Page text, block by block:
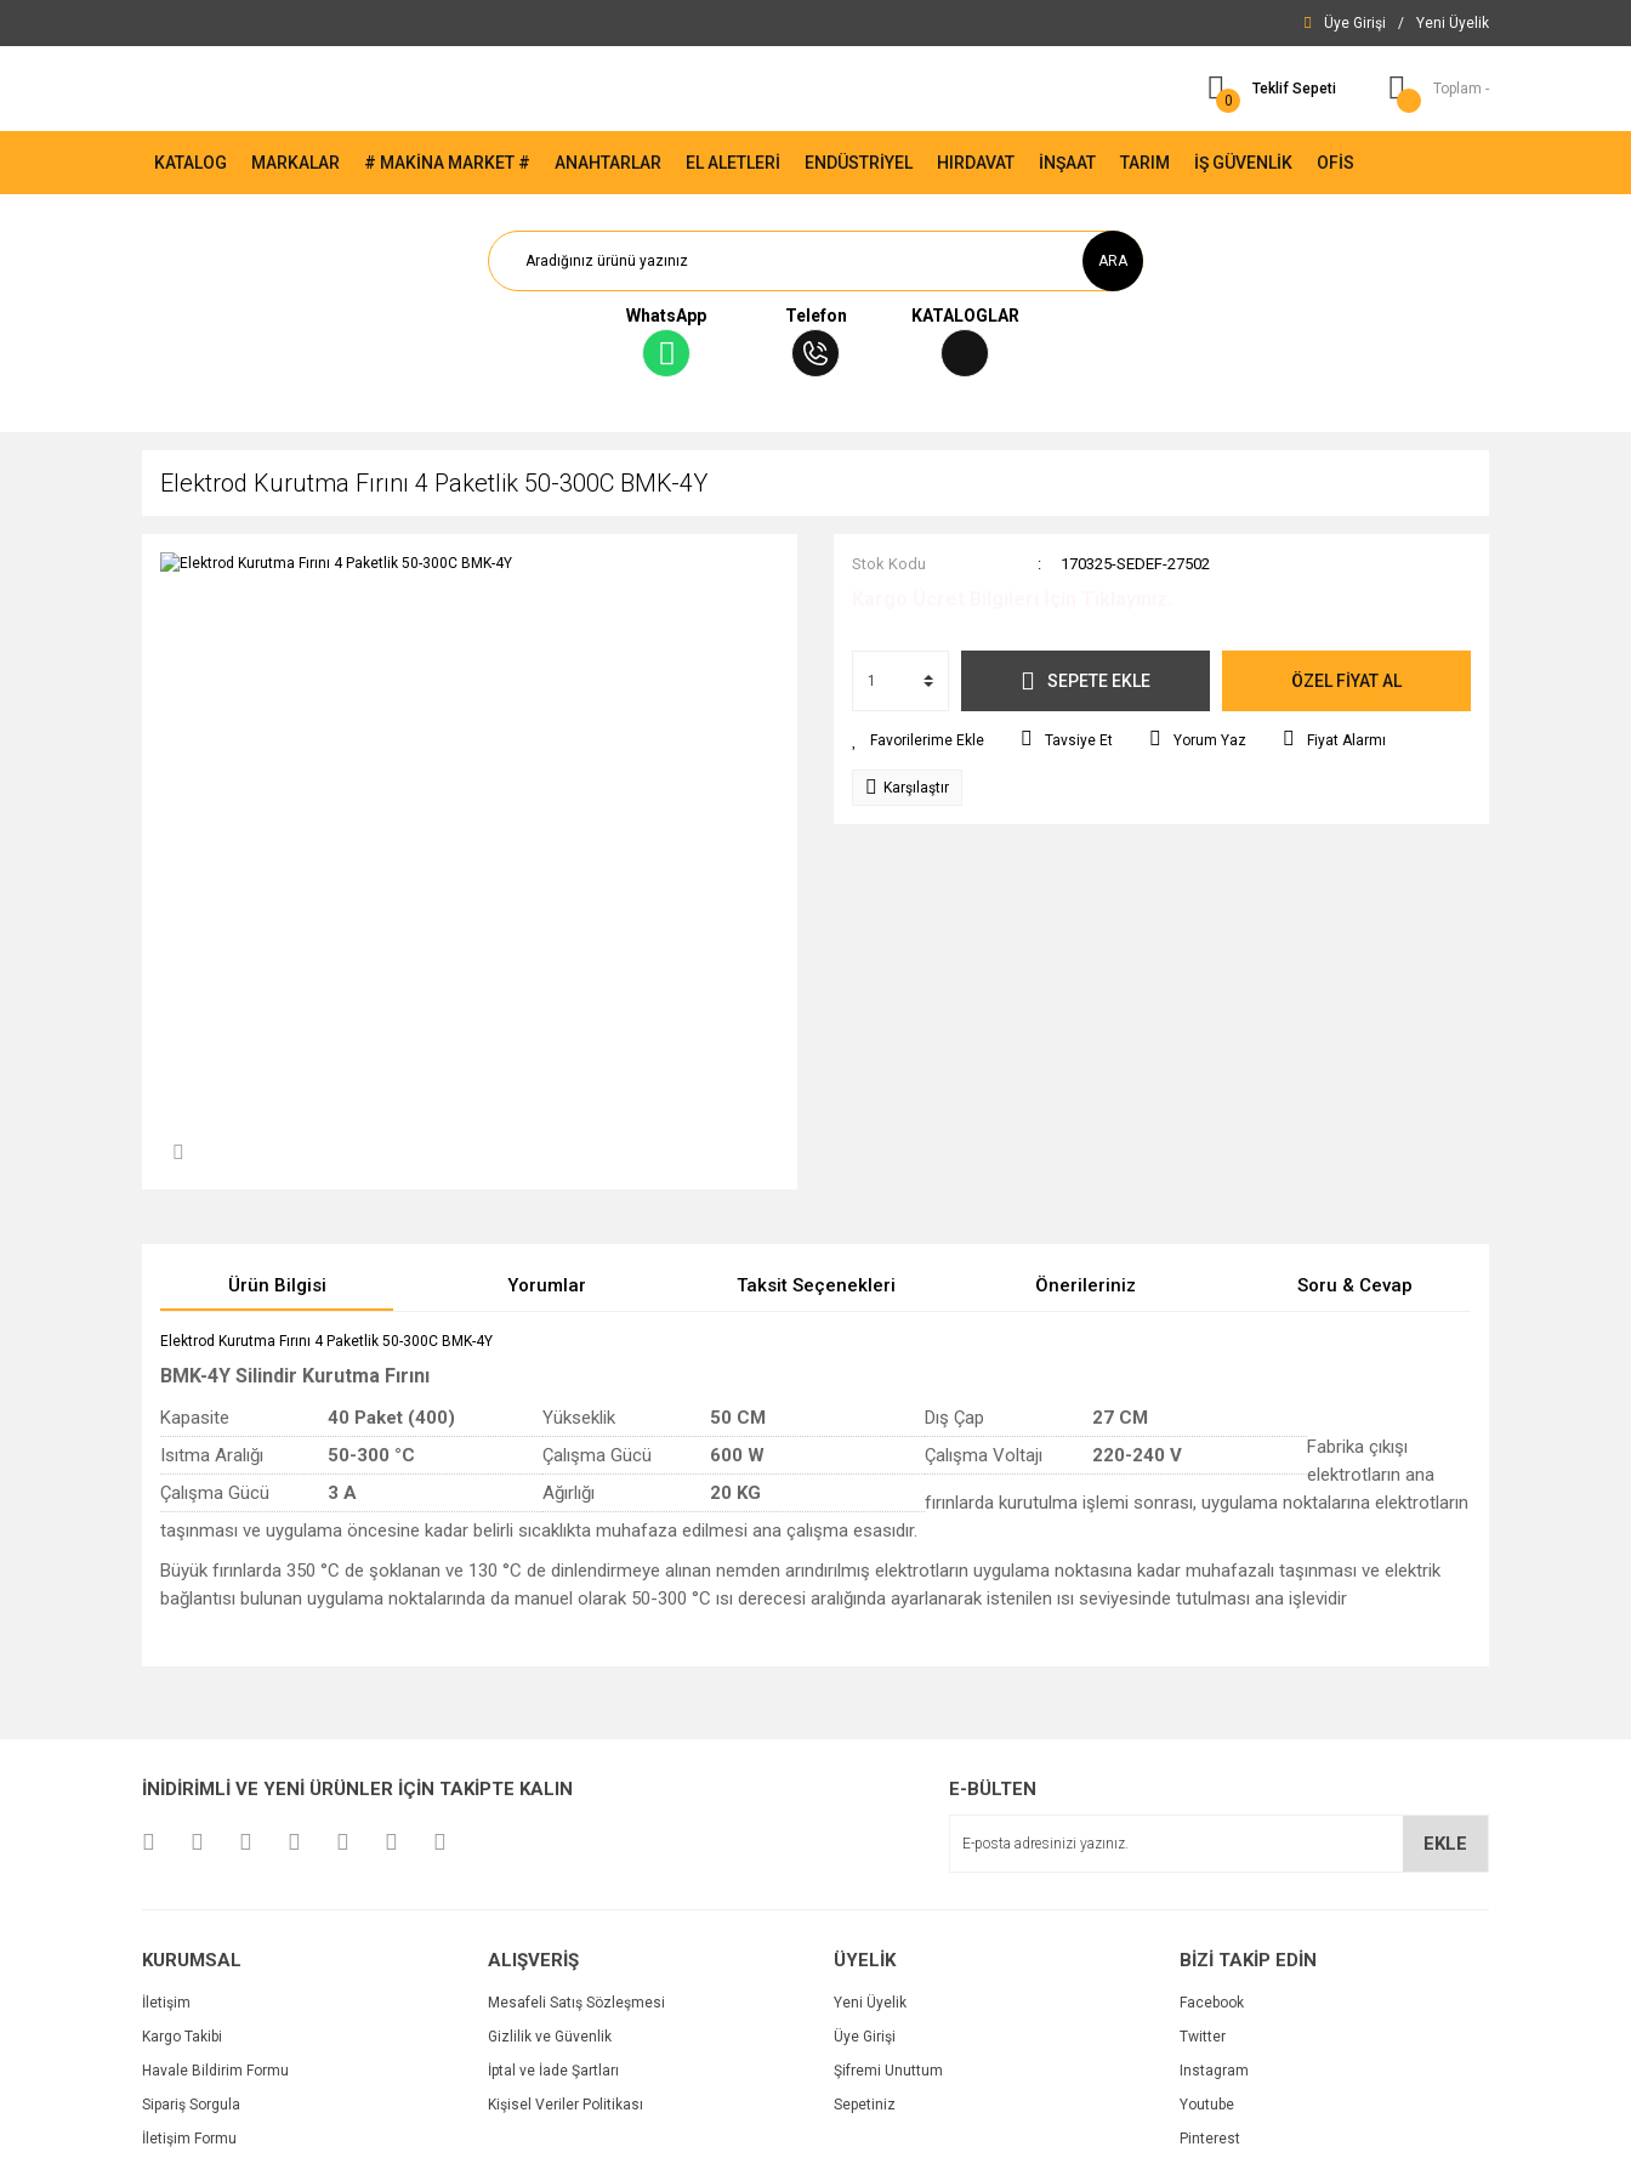
Üye Girişi / Yeni Üyelik
0
Teklif Sepeti Toplam -
KATALOG MARKALAR # MAKİNA MARKET # ANAHTARLAR EL ALETLERİ ENDÜSTRİYEL HIRDAVAT İNŞAAT TARIM İŞ GÜVENLİK OFİS
ARA
WhatsApp Telefon KATALOGLAR
Elektrod Kurutma Fırını 4 Paketlik 50-300C BMK-4Y
Stok Kodu 170325-SEDEF-27502
SEPETE EKLE ÖZEL FİYAT AL
Tavsiye Et Yorum Yaz Fiyat Alarmı
Karşılaştır
Ürün Bilgisi Yorumlar Taksit Seçenekleri Önerileriniz Soru & Cevap
Elektrod Kurutma Fırını 4 Paketlik 50-300C BMK-4Y
BMK-4Y Silindir Kurutma Fırını
Kapasite 40 Paket (400) Yükseklik 50 CM Dış Çap
27 CM
Isıtma Aralığı
50-300 °C Çalışma Gücü 600 W Çalışma Voltajı
220-240 V
Çalışma Gücü
3 A Ağırlığı 20 KG
Fabrika çıkışı
elektrotların ana
fırınlarda kurutulma işlemi sonrası, uygulama noktalarına elektrotların
taşınması ve uygulama öncesine kadar belirli sıcaklıkta muhafaza edilmesi ana çalışma esasıdır.
Büyük fırınlarda 350 °C de şoklanan ve 130 °C de dinlendirmeye alınan nemden arındırılmış elektrotların uygulama noktasına kadar muhafazalı taşınması ve elektrik
bağlantısı bulunan uygulama noktalarında da manuel olarak 50-300 °C ısı derecesi aralığında ayarlanarak istenilen ısı seviyesinde tutulması ana işlevidir
Ürün açıklamasında eksik bilgiler bulunuyor.
İNİDİRİMLİ VE YENİ ÜRÜNLER İÇİN TAKİPTE KALIN E-BÜLTEN
EKLE
KURUMSAL
İletişim
Kargo Takibi
Havale Bildirim Formu
Sipariş Sorgula
İletişim Formu
ALIŞVERİŞ
Mesafeli Satış Sözleşmesi
Gizlilik ve Güvenlik
İptal ve İade Şartları
Kişisel Veriler Politikası
ÜYELİK
Yeni Üyelik
Üye Girişi
Şifremi Unuttum
Sepetiniz
BİZİ TAKİP EDİN
Facebook
Twitter
Instagram
Youtube
Pinterest